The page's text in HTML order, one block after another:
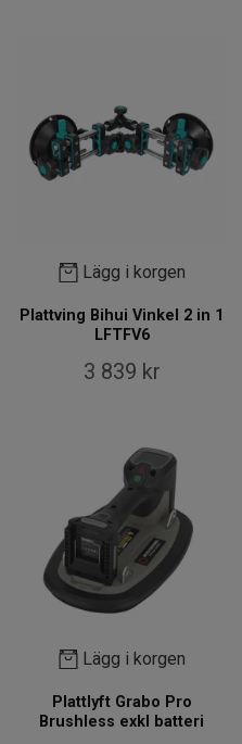
Lägg i korgen
Plattving Bihui Vinkel 2 in 1
LFTFV6
3 839 kr
Lägg i korgen
Plattlyft Grabo Pro
Brushless exkl batteri